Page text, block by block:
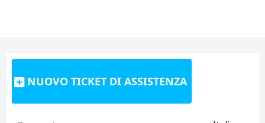
NUOVO TICKET DI ASSISTENZA